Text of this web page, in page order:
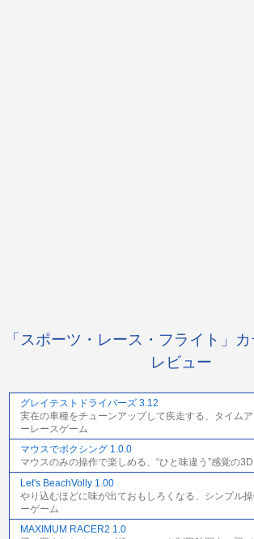
「スポーツ・レース・フライト」
レビュー
グレイテストドライバーズ 3.12
実在の車種をチューンアップして疾走する、タイム
ーレースゲーム
マウスでボクシング 1.0.0
マウスのみの操作で楽しめる、“ひと味違う”感覚の
Let's BeachVolly 1.00
やり込むほどに味が出ておもしろくなる、シンプル
ーゲーム
MAXIMUM RACER2 1.0